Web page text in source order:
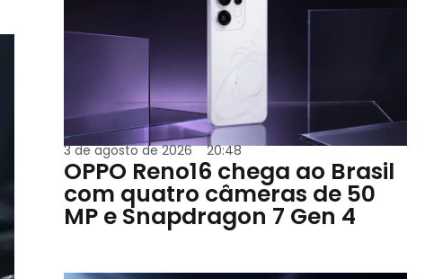
3 de agosto de 2026 20:48
OPPO Reno16 chega ao Brasil
com quatro câmeras de 50
MP e Snapdragon 7 Gen 4